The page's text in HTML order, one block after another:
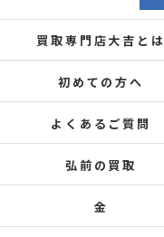
買取専門店大吉とは
初めての方へ
よくあるご質問
弘前の買取
金